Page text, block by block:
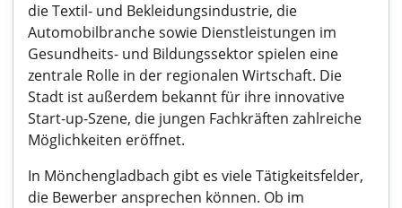
die Textil- und Bekleidungsindustrie, die
Automobilbranche sowie Dienstleistungen im
Gesundheits- und Bildungssektor spielen eine
zentrale Rolle in der regionalen Wirtschaft. Die
Stadt ist außerdem bekannt für ihre innovative
Start-up-Szene, die jungen Fachkräften zahlreiche
Möglichkeiten eröffnet.
In Mönchengladbach gibt es viele Tätigkeitsfelder,
die Bewerber ansprechen können. Ob im